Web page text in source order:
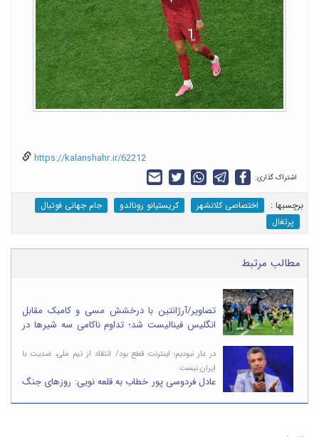
https://kalanshahr.ir/62212
اشتراک گذاری:
برچسب‎ها : اختصاصی کلانشهر کریستیانو رونالدو
جام جهانی فوتبال
پرتغال
مطالب مرتبط
تصاویر/آرژانتین با درخشش مسی و کامبک مقابل
انگلیس فینالیست شد؛ تداوم ناکامی سه شیرها در
در غار نبودیم؛ اینترنت قطع بود/ انتقاد از تیم ملی، ضدیت با
ایران نیست
عادل فردوسی پور خطاب به قلعه نویی: روزهای جنگ